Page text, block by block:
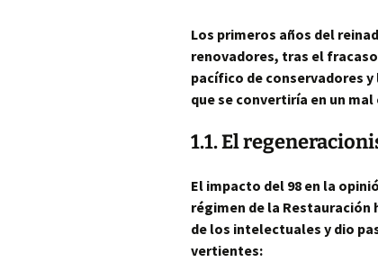
Los primeros años del
renovadores, tras el
pacífico de conservadores
que se convertiría en un
1.1. El
El impacto del 98 en la
régimen de la Restauración
de los intelectuales y dio
vertientes: